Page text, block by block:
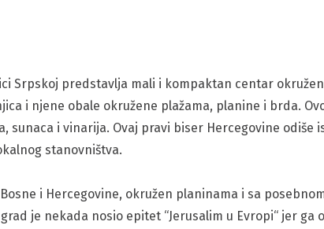
Srpskoj predstavlja mali i kompaktan centar
i njene obale okružene plažama, planine i brda.
sunaca i vinarija. Ovaj pravi biser Hercegovine odiše
stanovništva.
i Hercegovine, okružen planinama i sa
je nekada nosio epitet “Jerusalim u Evropi“ jer ga